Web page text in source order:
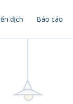
dịch Báo cáo